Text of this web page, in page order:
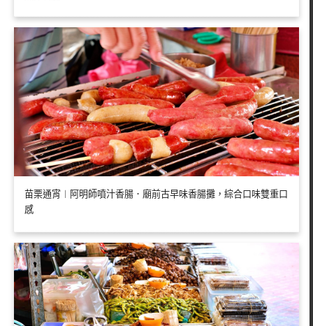
苗栗通宵︱阿明師噴汁香腸．廟前古早味香腸攤，綜合口味雙重口
感